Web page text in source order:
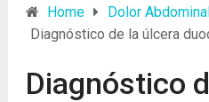
Home Dolor
Diagnóstico de la úlcera
Diagnóstico